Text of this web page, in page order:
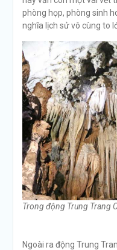
phòng họp, phòng sinh
nghĩa lịch sử vô cùng to
Trong động Trung Trang
Ngoài ra động Trung